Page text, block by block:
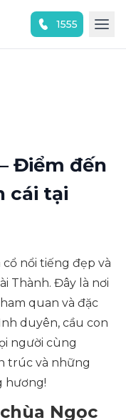
1555
Điểm đến
cái tại
cổ nổi tiếng đẹp và
Thành. Đây là nơi
quan và đặc
duyên, cầu con
người cùng
trúc và những
hương!
Ngọc